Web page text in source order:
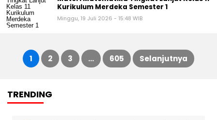
Kurikulum Merdeka Semester 1
Minggu, 19 Juli 2026 - 15:48 WIB
Paginasi
pos
1 2 3 … 605 Selanjutnya
TRENDING